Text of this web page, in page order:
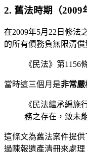
2. 舊法時期（2009
在2009年5月22日修法
的所有債務負無限清
《民法》第
當時這三個月是非常嚴
《民法繼承編施
務之存在，致未
這條文為舊法案件提
過陳報遺產清冊來處理